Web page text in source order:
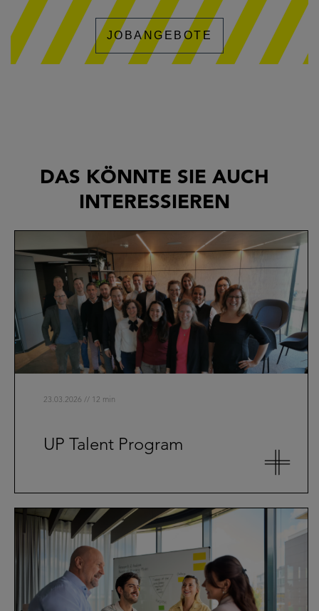
JOBANGEBOTE
DAS KÖNNTE SIE AUCH
INTERESSIEREN
23.03.2026 // 12 min
UP Talent Program